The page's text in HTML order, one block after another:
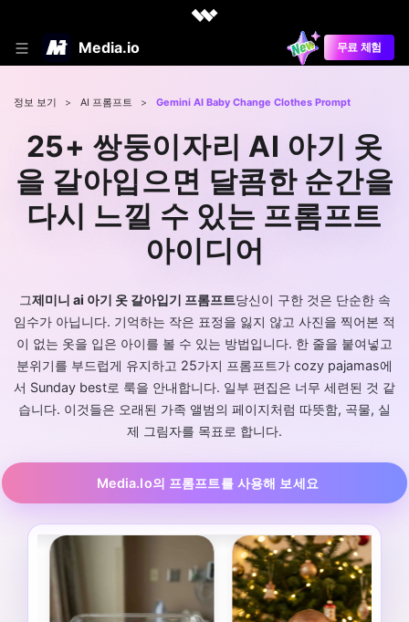
Media.io 무료 체험
정보 보기 > AI 프롬프트 > Gemini AI Baby Change Clothes Prompt
25+ 쌍둥이자리 AI 아기 옷
을 갈아입으면 달콤한 순간을
다시 느낄 수 있는 프롬프트
아이디어
그제미니 ai 아기 옷 갈아입기 프롬프트당신이 구한 것은 단순한 속
임수가 아닙니다. 기억하는 작은 표정을 잃지 않고 사진을 찍어본 적
이 없는 옷을 입은 아이를 볼 수 있는 방법입니다. 한 줄을 붙여넣고
분위기를 부드럽게 유지하고 25가지 프롬프트가 cozy pajamas에
서 Sunday best로 룩을 안내합니다. 일부 편집은 너무 세련된 것 같
습니다. 이것들은 오래된 가족 앨범의 페이지처럼 따뜻함, 곡물, 실
제 그림자를 목표로 합니다.
Media.io의 프롬프트를 사용해 보세요